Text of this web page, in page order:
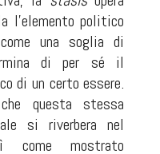
l’elemento politico
una soglia di
di per sé il
di un certo essere.
questa stessa
si riverbera nel
come mostrato